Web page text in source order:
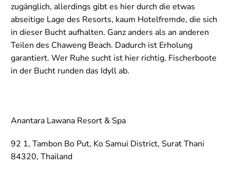
zugänglich, allerdings gibt es hier durch die etwas
abseitige Lage des Resorts, kaum Hotelfremde, die sich
in dieser Bucht aufhalten. Ganz anders als an anderen
Teilen des Chaweng Beach. Dadurch ist Erholung
garantiert. Wer Ruhe sucht ist hier richtig. Fischerboote
in der Bucht runden das Idyll ab.
Anantara Lawana Resort & Spa
92 1, Tambon Bo Put, Ko Samui District, Surat Thani
84320, Thailand